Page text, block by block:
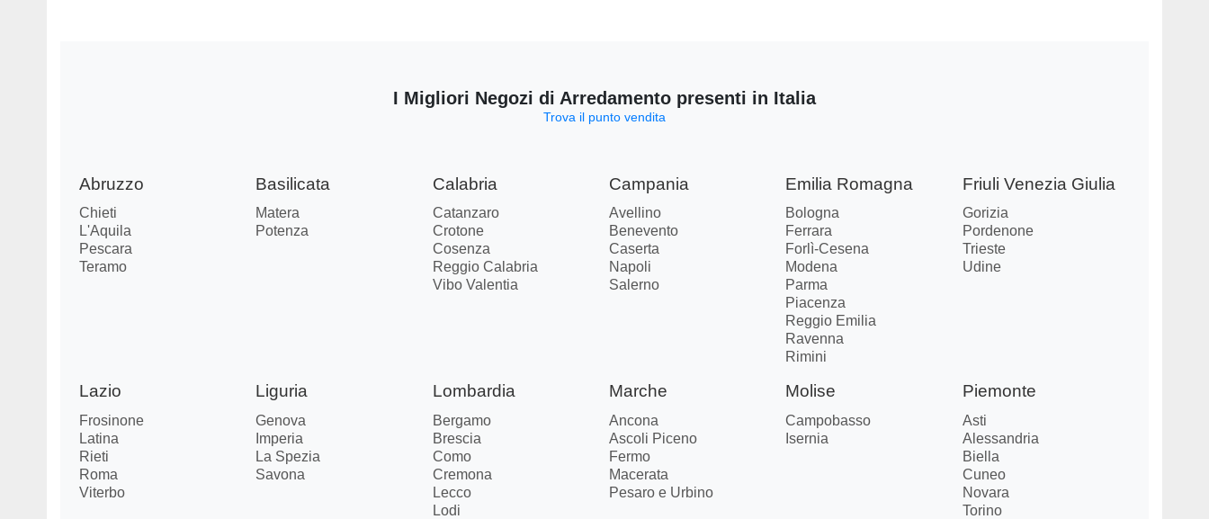
I Migliori Negozi di Arredamento presenti in Italia
Trova il punto vendita
Abruzzo
Chieti
L'Aquila
Pescara
Teramo
Basilicata
Matera
Potenza
Calabria
Catanzaro
Crotone
Cosenza
Reggio Calabria
Vibo Valentia
Campania
Avellino
Benevento
Caserta
Napoli
Salerno
Emilia Romagna
Bologna
Ferrara
Forlì-Cesena
Modena
Parma
Piacenza
Reggio Emilia
Ravenna
Rimini
Friuli Venezia Giulia
Gorizia
Pordenone
Trieste
Udine
Lazio
Frosinone
Latina
Rieti
Roma
Viterbo
Liguria
Genova
Imperia
La Spezia
Savona
Lombardia
Bergamo
Brescia
Como
Cremona
Lecco
Lodi
Marche
Ancona
Ascoli Piceno
Fermo
Macerata
Pesaro e Urbino
Molise
Campobasso
Isernia
Piemonte
Asti
Alessandria
Biella
Cuneo
Novara
Torino